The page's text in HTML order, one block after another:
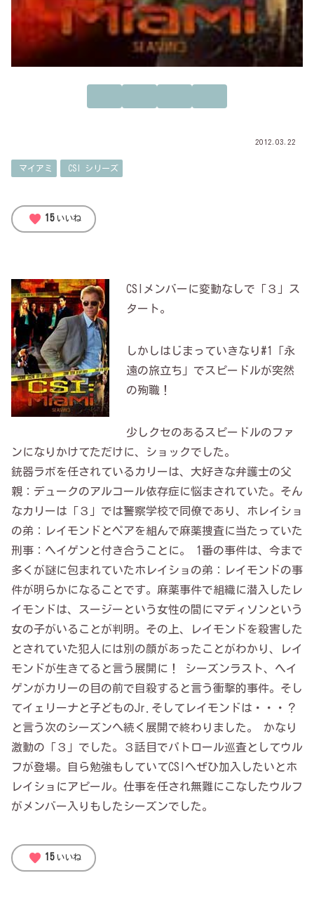
2012.03.22
マイアミ CSI シリーズ
favorite 15 いいね
CSIメンバーに変動なしで「３」ス
タート。
しかしはじまっていきなり#1「永
遠の旅立ち」でスピードルが突然
の殉職！
少しクセのあるスピードルのファ
ンになりかけてただけに、ショックでした。
銃器ラボを任されているカリーは、大好きな弁護士の父
親：デュークのアルコール依存症に悩まされていた。そん
なカリーは「３」では警察学校で同僚であり、ホレイショ
の弟：レイモンドとペアを組んで麻薬捜査に当たっていた
刑事：ヘイゲンと付き合うことに。 1番の事件は、今まで
多くが謎に包まれていたホレイショの弟：レイモンドの事
件が明らかになることです。麻薬事件で組織に潜入したレ
イモンドは、スージーという女性の間にマディソンという
女の子がいることが判明。その上、レイモンドを殺害した
とされていた犯人には別の顔があったことがわかり、レイ
モンドが生きてると言う展開に！ シーズンラスト、ヘイ
ゲンがカリーの目の前で自殺すると言う衝撃的事件。そし
てイェリーナと子どものJr.そしてレイモンドは・・・？
と言う次のシーズンへ続く展開で終わりました。 かなり
激動の「３」でした。３話目でパトロール巡査としてウル
フが登場。自ら勉強もしていてCSIへぜひ加入したいとホ
レイショにアピール。仕事を任され無難にこなしたウルフ
がメンバー入りもしたシーズンでした。
favorite 15 いいね